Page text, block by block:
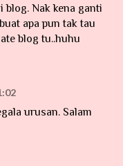
blog. Nak kena ganti
apa pun tak tau
blog tu..huhu
urusan. Salam